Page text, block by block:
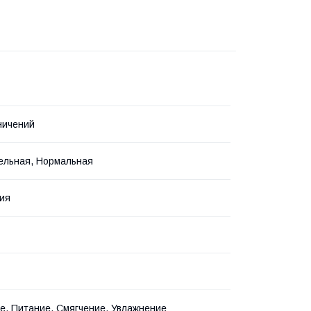
Нормальная
Питание, Смягчение, Увлажнение